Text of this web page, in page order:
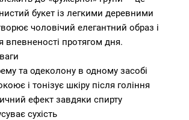
букет із легкими деревними
чоловічий елегантний образ і
впевненості протягом дня.
та одеколону в одному засобі
і тонізує шкіру після гоління
ефект завдяки спирту
сухість